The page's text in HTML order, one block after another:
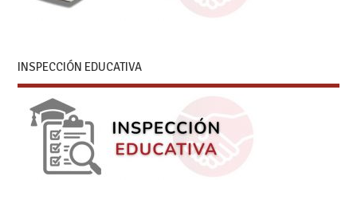
INSPECCIÓN EDUCATIVA